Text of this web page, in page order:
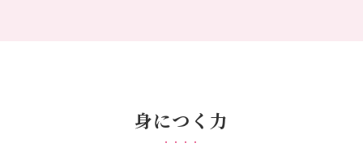
身につく力